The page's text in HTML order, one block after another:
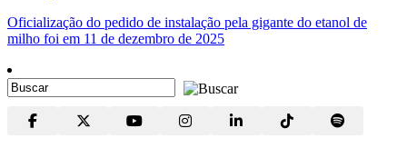
Oficialização do pedido de instalação pela gigante do etanol de
milho foi em 11 de dezembro de 2025